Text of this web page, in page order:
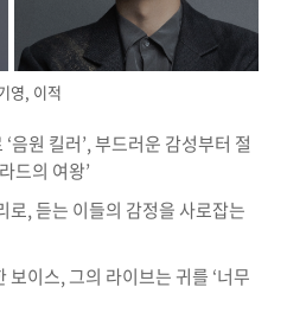
영, 이적
음원 킬러’, 부드러운 감성부터 절
드의 여왕’
로, 듣는 이들의 감정을 사로잡는
보이스, 그의 라이브는 귀를 ‘너무